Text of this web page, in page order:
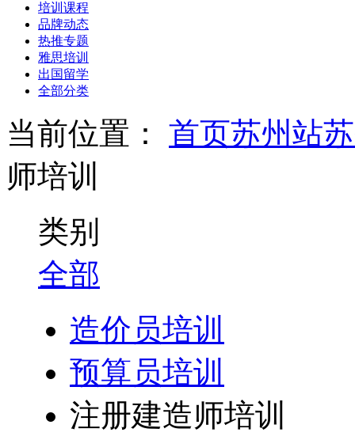
培训课程
品牌动态
热推专题
雅思培训
出国留学
全部分类
当前位置： 首页苏州站
师培训
类别
全部
造价员培训
预算员培训
注册建造师培训